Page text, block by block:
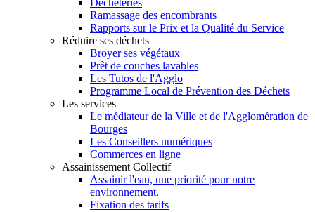
Déchèteries
Ramassage des encombrants
Rapports sur le Prix et la Qualité du Service
Réduire ses déchets
Broyer ses végétaux
Prêt de couches lavables
Les Tutos de l'Agglo
Programme Local de Prévention des Déchets
Les services
Le médiateur de la Ville et de l'Agglomération de
Bourges
Les Conseillers numériques
Commerces en ligne
Assainissement Collectif
Assainir l'eau, une priorité pour notre
environnement.
Fixation des tarifs